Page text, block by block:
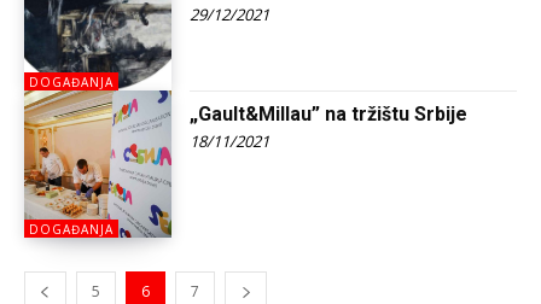
DOGAĐANJA
29/12/2021
DOGAĐANJA
„Gault&Millau” na tržištu Srbije
18/11/2021
5 6 7